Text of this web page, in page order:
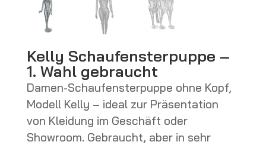
Kelly Schaufensterpuppe –
1. Wahl gebraucht
Damen-Schaufensterpuppe ohne Kopf,
Modell Kelly – ideal zur Präsentation
von Kleidung im Geschäft oder
Showroom. Gebraucht, aber in sehr